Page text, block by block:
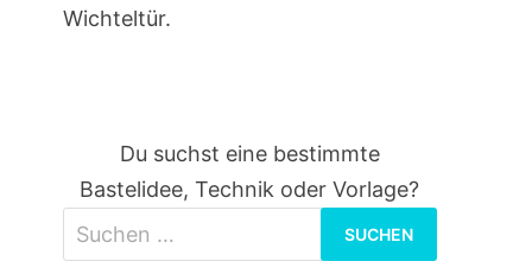
Wichteltür.
Du suchst eine bestimmte
Bastelidee, Technik oder Vorlage?
nach: